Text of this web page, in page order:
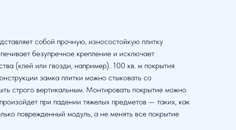
собой прочную, износостойкую плитку
безупречное крепление и исключает
(клей или гвозди, например). 100 кв. м покрытия
замка плитки можно стыковать со
строго вертикальным. Монтировать покрытие можно
при падении тяжелых предметов — таких, как
поврежденный модуль, а не менять все покрытие